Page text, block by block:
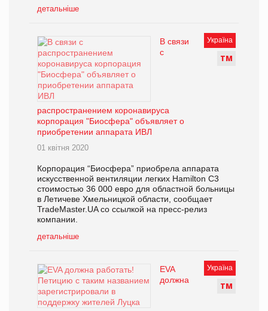
детальніше
Україна
ТМ
В связи
с
распространением коронавируса
корпорация "Биосфера" объявляет о
приобретении аппарата ИВЛ
01 квітня 2020
Корпорация “Биосфера” приобрела аппарата
искусственной вентиляции легких Hamilton C3
стоимостью 36 000 евро для областной больницы
в Летичеве Хмельницкой области, сообщает
TradeMaster.UA со ссылкой на пресс-релиз
компании.
детальніше
Україна
ТМ
EVA
должна